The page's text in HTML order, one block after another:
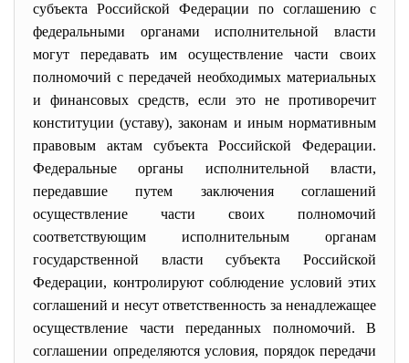
субъекта Российской Федерации по соглашению с
федеральными органами исполнительной власти
могут передавать им осуществление части своих
полномочий с передачей необходимых материальных
и финансовых средств, если это не противоречит
конституции (уставу), законам и иным нормативным
правовым актам субъекта Российской Федерации.
Федеральные органы исполнительной власти,
передавшие путем заключения соглашений
осуществление части своих полномочий
соответствующим исполнительным органам
государственной власти субъекта Российской
Федерации, контролируют соблюдение условий этих
соглашений и несут ответственность за ненадлежащее
осуществление части переданных полномочий. В
соглашении определяются условия, порядок передачи